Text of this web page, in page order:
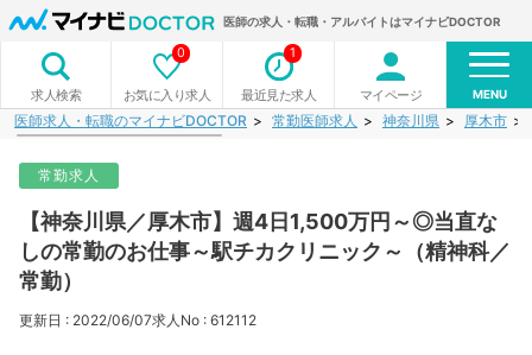
医師の求人・転職・アルバイトはマイナビDOCTOR
求人検索 お気に入り求人
0
最近見た求人
1
マイページ MENU
医師求人・転職のマイナビDOCTOR 常勤医師求人 神奈川県 厚木市
常勤求人
【神奈川県／厚木市】週4日1,500万円～◎当直な
しの常勤のお仕事～駅チカクリニック～（精神科／
常勤）
更新日 : 2022/06/07求人No : 612112